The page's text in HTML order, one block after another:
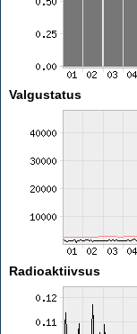
Valgustatus
Radioaktiivsus